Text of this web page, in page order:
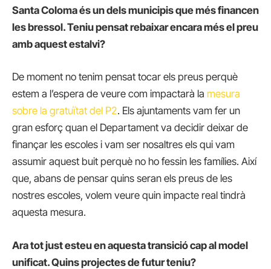
Santa Coloma és un dels municipis que més financen
les bressol. Teniu pensat rebaixar encara més el preu
amb aquest estalvi?
De moment no tenim pensat tocar els preus perquè
estem a l’espera de veure com impactarà la mesura
sobre la gratuïtat del P2. Els ajuntaments vam fer un
gran esforç quan el Departament va decidir deixar de
finançar les escoles i vam ser nosaltres els qui vam
assumir aquest buit perquè no ho fessin les famílies. Així
que, abans de pensar quins seran els preus de les
nostres escoles, volem veure quin impacte real tindrà
aquesta mesura.
Ara tot just esteu en aquesta transició cap al model
unificat. Quins projectes de futur teniu?